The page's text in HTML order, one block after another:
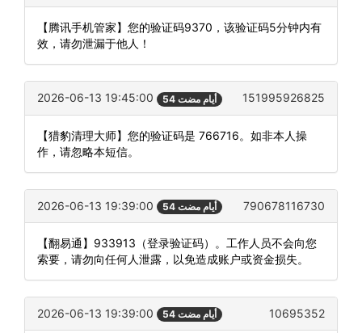
【腾讯手机管家】您的验证码9370，该验证码5分钟内有
效，请勿泄漏于他人！
2026-06-13 19:45:00 54 أيام مضت 151995926825
【猎豹清理大师】您的验证码是 766716。如非本人操
作，请忽略本短信。
2026-06-13 19:39:00 54 أيام مضت 790678116730
【翻易通】933913（登录验证码）。工作人员不会向您
索要，请勿向任何人泄露，以免造成账户或资金损失。
2026-06-13 19:39:00 54 أيام مضت 10695352